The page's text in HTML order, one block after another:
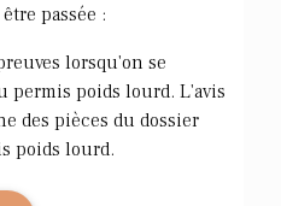
passée :
lorsqu'on se
permis poids lourd. L'avis
des pièces du dossier
poids lourd.